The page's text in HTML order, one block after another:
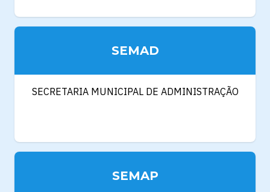
SEMAD
SECRETARIA MUNICIPAL DE ADMINISTRAÇÃO
SEMAP